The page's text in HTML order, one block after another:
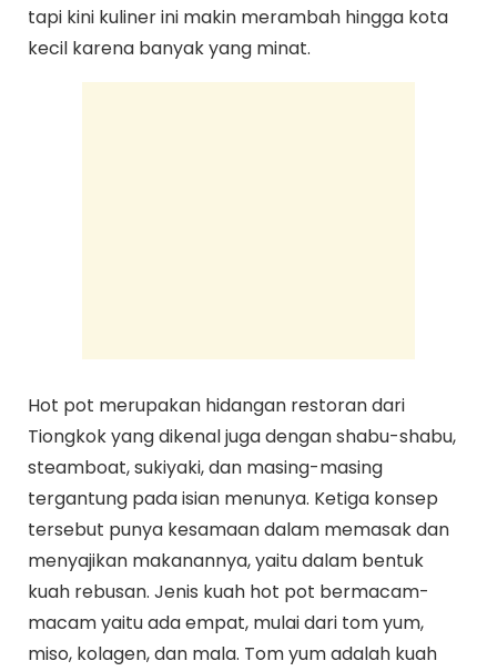
tapi kini kuliner ini makin merambah hingga kota
kecil karena banyak yang minat.
Hot pot merupakan hidangan restoran dari
Tiongkok yang dikenal juga dengan shabu-shabu,
steamboat, sukiyaki, dan masing-masing
tergantung pada isian menunya. Ketiga konsep
tersebut punya kesamaan dalam memasak dan
menyajikan makanannya, yaitu dalam bentuk
kuah rebusan. Jenis kuah hot pot bermacam-
macam yaitu ada empat, mulai dari tom yum,
miso, kolagen, dan mala. Tom yum adalah kuah